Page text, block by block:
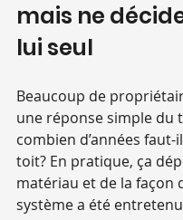
mais ne
lui seul
Beaucoup de
une réponse simple du
combien d’années faut-
toit? En pratique, ça
matériau et de la façon
système a été